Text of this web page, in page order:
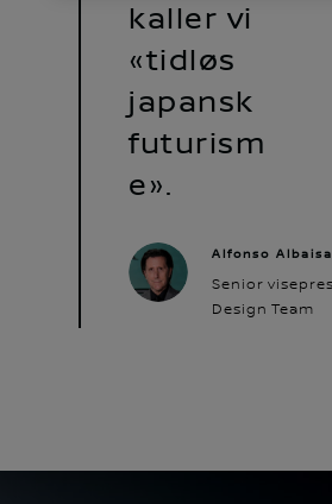
kaller vi
«tidløs
japansk
futurism
e».
Alfonso Albaisa
Senior
Design Team